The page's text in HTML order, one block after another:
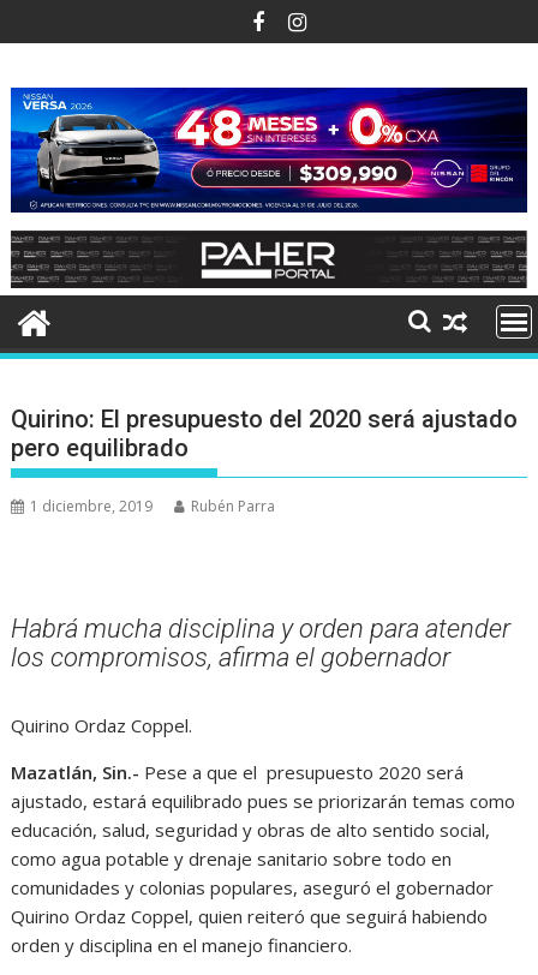
al
Quirino: El presupuesto del 2020 será ajustado
pero equilibrado
1 diciembre, 2019 Rubén Parra
Habrá mucha disciplina y orden para atender
los compromisos, afirma el gobernador
Quirino Ordaz Coppel.
Mazatlán, Sin.- Pese a que el presupuesto 2020 será
ajustado, estará equilibrado pues se priorizarán temas como
educación, salud, seguridad y obras de alto sentido social,
como agua potable y drenaje sanitario sobre todo en
comunidades y colonias populares, aseguró el gobernador
Quirino Ordaz Coppel, quien reiteró que seguirá habiendo
orden y disciplina en el manejo financiero.